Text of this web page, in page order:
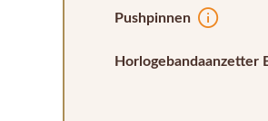
Pushpinnen
Horlogebandaanzetter